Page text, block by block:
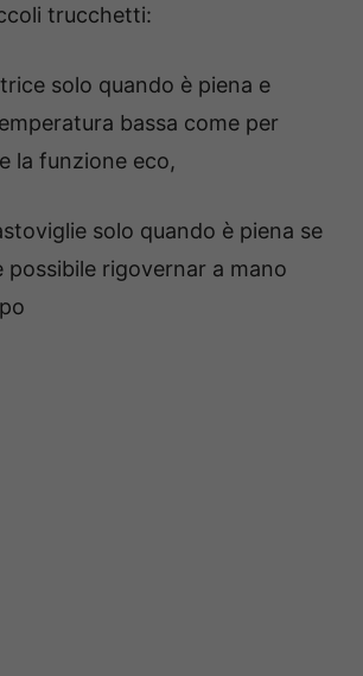
trucchetti:
solo quando è piena e
bassa come per
la funzione eco,
solo quando è piena se
possibile rigovernar a mano